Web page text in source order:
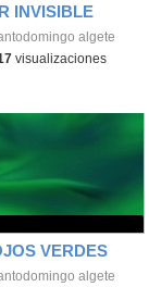
INVISIBLE
algete
visualizaciones
VERDES
algete